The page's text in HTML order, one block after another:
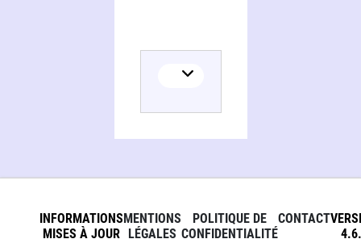
INFORMATIONS
MISES À JOUR
MENTIONS
LÉGALES
POLITIQUE DE
CONFIDENTIALITÉ
CONTACT